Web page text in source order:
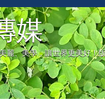
媒
麗、美學，讓世界更美好！